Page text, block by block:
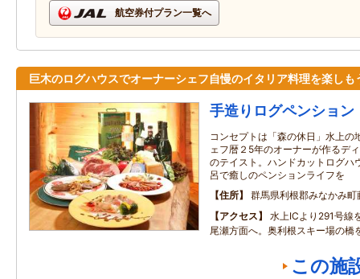
航空券付プラン一覧へ
巨木のログハウスでオーナーシェフ自慢のイタリア料理を楽しも
手造りログペンショ
コンセプトは「森の休日」水上の
ェフ暦２5年のオーナーが作るデ
のテイスト。ハンドカットログハ
呂で癒しのペンションライフを
住所
群馬県利根郡みなかみ町
アクセス
水上ICより291号線
尾瀬方面へ。奥利根スキー場の橋
この施